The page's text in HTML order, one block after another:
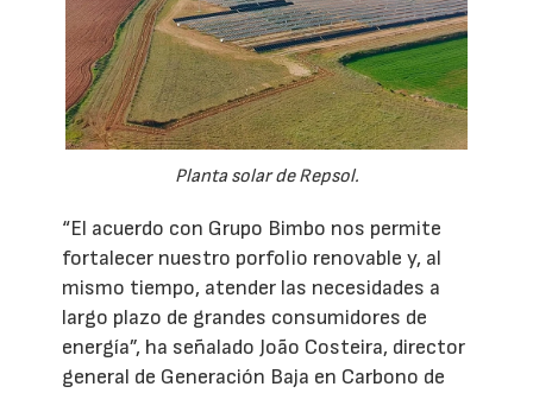
Planta solar de Repsol.
“El acuerdo con Grupo Bimbo nos permite
fortalecer nuestro porfolio renovable y, al
mismo tiempo, atender las necesidades a
largo plazo de grandes consumidores de
energía”, ha señalado João Costeira, director
general de Generación Baja en Carbono de